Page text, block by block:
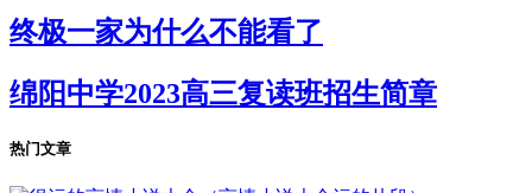
终极一家为什么不能看了
绵阳中学2023高三复读班招生简章
热门文章